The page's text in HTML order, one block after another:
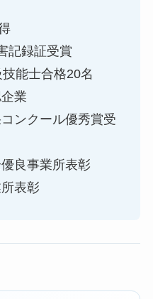
記録証受賞
能士合格20名
業
ンクール優秀賞受
良事業所表彰
表彰